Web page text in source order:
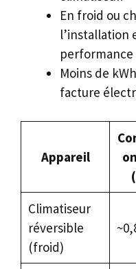
En froid ou
l’installation
Moins de
facture
Appareil
Climatiseur
réversible
(froid)